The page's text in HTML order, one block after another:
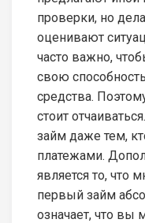
проверки, но
оценивают
часто важно,
свою
средства.
стоит
займ даже тем,
платежами.
является то, что
первый займ
означает, что вы